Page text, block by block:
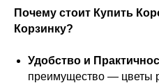
Почему стоит Купить
Корзинку?
Удобство и
преимущество — цветы